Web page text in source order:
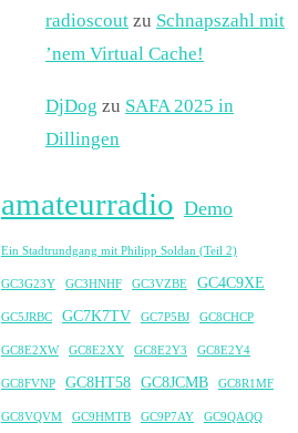
radioscout zu Schnapszahl mit
’nem Virtual Cache!
DjDog zu SAFA 2025 in
Dillingen
amateurradio Demo
Ein Stadtrundgang mit Philipp Soldan (Teil 2)
GC3G23Y GC3HNHF GC3VZBE GC4C9XE
GC5JRBC GC7K7TV GC7P5BJ GC8CHCP
GC8E2XW GC8E2XY GC8E2Y3 GC8E2Y4
GC8FVNP GC8HT58 GC8JCMB GC8R1MF
GC8VQVM GC9HMTB GC9P7AY GC9QAQQ